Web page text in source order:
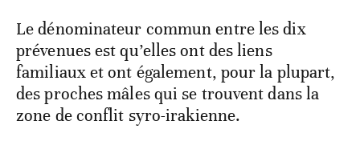
Le dénominateur commun entre les dix
prévenues est qu’elles ont des liens
familiaux et ont également, pour la plupart,
des proches mâles qui se trouvent dans la
zone de conflit syro-irakienne.